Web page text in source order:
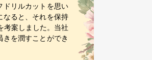
ドリルカットを思い
なると、それを保持
考案しました。当社
を潤すことができ